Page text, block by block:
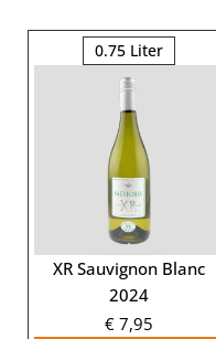
0.75 Liter
XR Sauvignon Blanc
2024
€ 7,95